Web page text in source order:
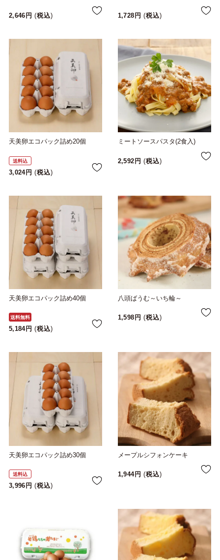
2,646 税込 1,728 税込
天美卵エコパック詰め20個
送料込
3,024 税込
ミートソースパスタ(2食入)
2,592 税込
天美卵エコパック詰め40個
送料無料
5,184 税込
八頭ばうむ～いち輪～
1,598 税込
天美卵エコパック詰め30個
送料込
3,996 税込
メープルシフォンケーキ
1,944 税込